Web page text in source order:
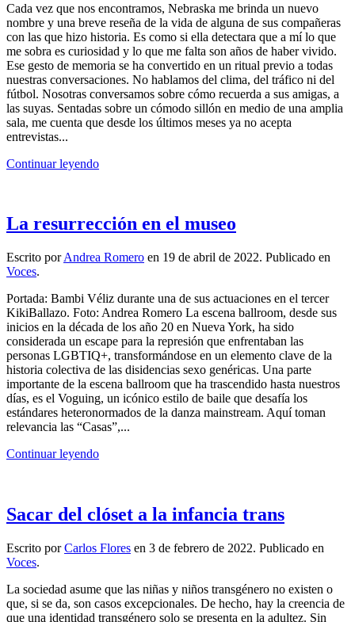
Cada vez que nos encontramos, Nebraska me brinda un nuevo
nombre y una breve reseña de la vida de alguna de sus compañeras
con las que hizo historia. Es como si ella detectara que a mí lo que
me sobra es curiosidad y lo que me falta son años de haber vivido.
Ese gesto de memoria se ha convertido en un ritual previo a todas
nuestras conversaciones. No hablamos del clima, del tráfico ni del
fútbol. Nosotras conversamos sobre cómo recuerda a sus amigas, a
las suyas. Sentadas sobre un cómodo sillón en medio de una amplia
sala, me cuenta que desde los últimos meses ya no acepta
entrevistas...
Continuar leyendo
La resurrección en el museo
Escrito porAndrea Romero en 19 de abril de 2022. Publicado en
Voces.
Portada: Bambi Véliz durante una de sus actuaciones en el tercer
KikiBallazo. Foto: Andrea Romero La escena ballroom, desde sus
inicios en la década de los año 20 en Nueva York, ha sido
considerada un escape para la represión que enfrentaban las
personas LGBTIQ+, transformándose en un elemento clave de la
historia colectiva de las disidencias sexo genéricas. Una parte
importante de la escena ballroom que ha trascendido hasta nuestros
días, es el Voguing, un icónico estilo de baile que desafía los
estándares heteronormados de la danza mainstream. Aquí toman
relevancia las “Casas”,...
Continuar leyendo
Sacar del clóset a la infancia trans
Escrito porCarlos Flores en 3 de febrero de 2022. Publicado en
Voces.
La sociedad asume que las niñas y niños transgénero no existen o
que, si se da, son casos excepcionales. De hecho, hay la creencia de
que una identidad transgénero solo se presenta en la adultez. Sin